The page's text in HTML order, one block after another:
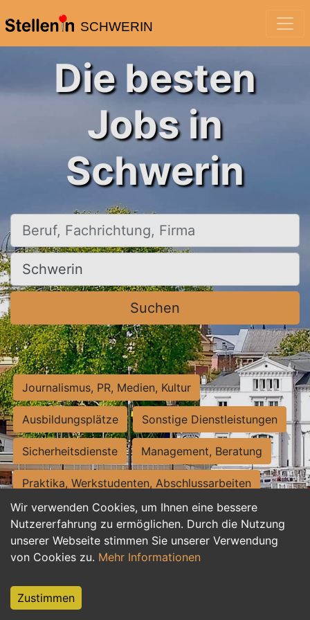
SCHWERIN
Wir verwenden Cookies, um Ihnen eine bessere
Nutzererfahrung zu ermöglichen. Durch die Nutzung
unserer Webseite stimmen Sie unserer Verwendung
von Cookies zu. Mehr Informationen
Zustimmen
Die besten
Jobs in
Schwerin
Beruf, Fachrichtung, Firma
Ort, Stadt
Suchen
Journalismus, PR, Medien, Kultur
Ausbildungsplätze Sonstige Dienstleistungen
Sicherheitsdienste Management, Beratung
Praktika, Werkstudenten, Abschlussarbeiten
Personalwesen Assistenz, Sekretariat
Hilfskräfte, Aushilfs- und Nebenjobs
Weiterbildung, Studium, duale Ausbildung